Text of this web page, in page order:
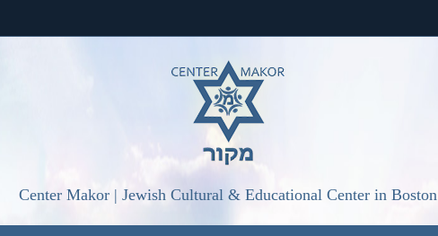
Center Makor | Jewish Cultural & Educational Center in Boston